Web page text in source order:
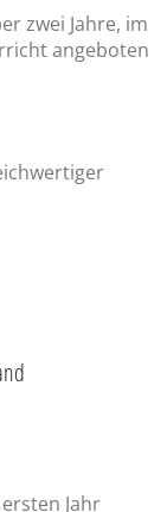
zwei Jahre, im
angeboten
Jahr